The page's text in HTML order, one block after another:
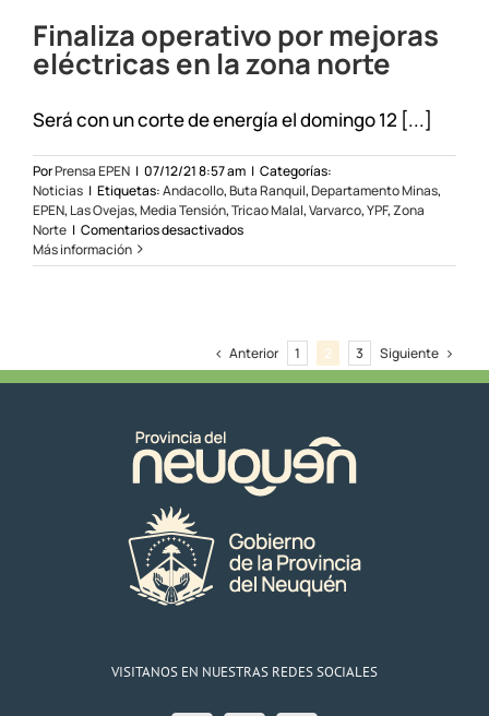
Finaliza operativo por mejoras
eléctricas en la zona norte
Será con un corte de energía el domingo 12 [...]
PorPrensa EPEN | 07/12/21 8:57 am | Categorías:
Noticias | Etiquetas:Andacollo,Buta Ranquil,Departamento Minas,
EPEN, Las Ovejas,Media Tensión,Tricao Malal,Varvarco,YPF,Zona
Norte | Comentarios desactivadosen
operativo
en
la
zona
Más información
Anterior 1 2 3 Siguiente
VISITANOS EN NUESTRAS REDES SOCIALES